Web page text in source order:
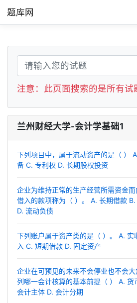
题库网
注意：此页面搜索的是所有试
兰州财经大学-会计学基础1
下列项目中，属于流动资产的是（ ）
备 C. 专利权 D. 长期股权投资
企业为维持正常的生产经营所需资金
借入的款项称为（ ）。 A. 长期借款
D. 流动负债
下列账户属于资产类的是（ ）。 A. 实
入 C. 短期借款 D. 固定资产
企业在可预见的未来不会停业也不会
列哪一会计核算的基本前提（ ） A. 货
会计主体 D. 会计分期